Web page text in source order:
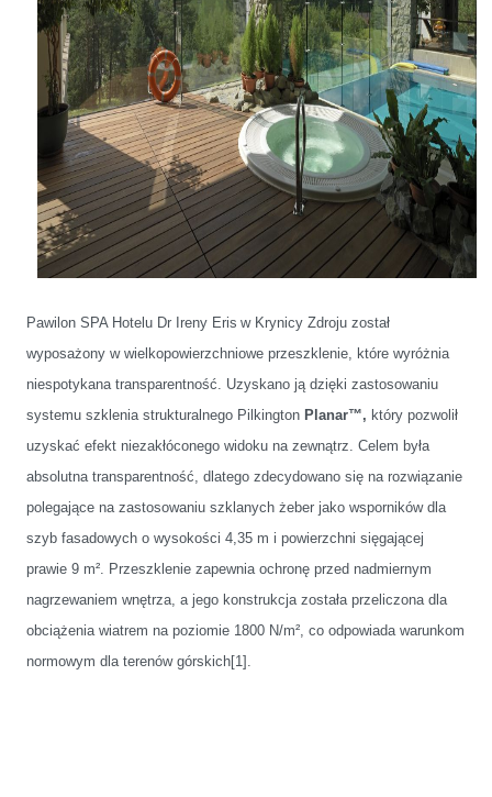
Pawilon SPA Hotelu Dr Ireny Eris w Krynicy Zdroju został
wyposażony w wielkopowierzchniowe przeszklenie, które wyróżnia
niespotykana transparentność. Uzyskano ją dzięki zastosowaniu
systemu szklenia strukturalnego Pilkington Planar™, który pozwolił
uzyskać efekt niezakłóconego widoku na zewnątrz. Celem była
absolutna transparentność, dlatego zdecydowano się na rozwiązanie
polegające na zastosowaniu szklanych żeber jako wsporników dla
szyb fasadowych o wysokości 4,35 m i powierzchni sięgającej
prawie 9 m². Przeszklenie zapewnia ochronę przed nadmiernym
nagrzewaniem wnętrza, a jego konstrukcja została przeliczona dla
obciążenia wiatrem na poziomie 1800 N/m², co odpowiada warunkom
normowym dla terenów górskich[1]